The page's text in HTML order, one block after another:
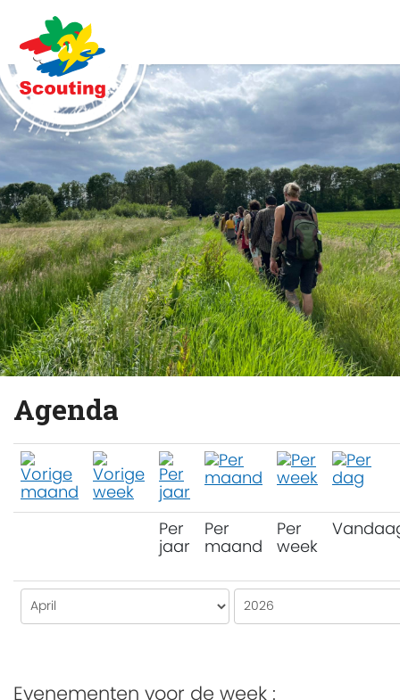
Agenda
Per
jaar
Per
maand
Per
week
Evenementen voor de week :